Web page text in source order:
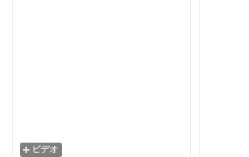
ビデオ